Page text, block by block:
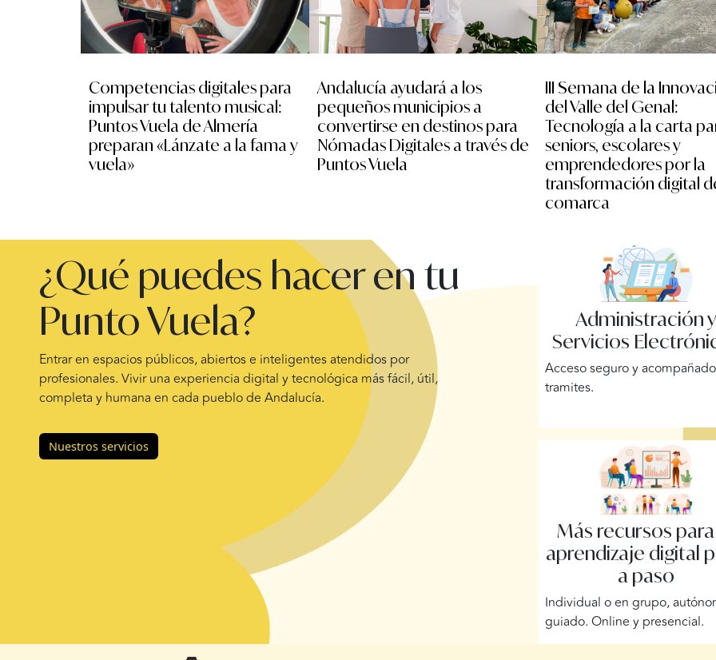
Competencias digitales para
impulsar tu talento musical:
Puntos Vuela de Almería
preparan «Lánzate a la fama y
vuela»
Andalucía ayudará a los
pequeños municipios a
convertirse en destinos para
Nómadas Digitales a través de
Puntos Vuela
III Semana de la
del Valle del Genal:
Tecnología a la carta
seniors, escolares y
emprendedores por la
transformación digital
comarca
¿Qué puedes hacer en tu
Punto Vuela?
Entrar en espacios públicos, abiertos e inteligentes atendidos por
profesionales. Vivir una experiencia digital y tecnológica más fácil, útil,
completa y humana en cada pueblo de Andalucía.
Nuestros servicios
Administración
Servicios
Acceso seguro y
tramites.
Más recursos
aprendizaje digital
a paso
Individual o en grupo,
guiado. Online y presencial.